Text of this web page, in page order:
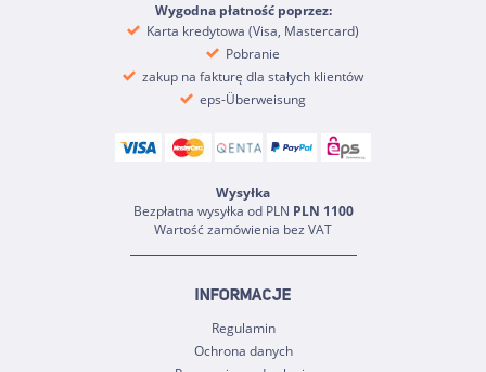
Wygodna płatność poprzez:
Karta kredytowa (Visa, Mastercard)
Pobranie
zakup na fakturę dla stałych klientów
eps-Überweisung
Wysyłka
Bezpłatna wysyłka od PLN PLN 1100
Wartość zamówienia bez VAT
INFORMACJE
Regulamin
Ochrona danych